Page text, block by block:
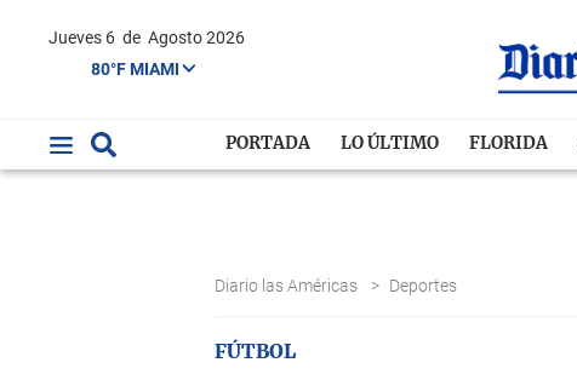
Jueves 6 de Agosto 2026
80°F MIAMI
PORTADA LO ÚLTIMO FLORIDA
Diario las Américas > Deportes
FÚTBOL